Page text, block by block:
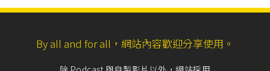
By all and for all，網站內容歡迎分享使用。